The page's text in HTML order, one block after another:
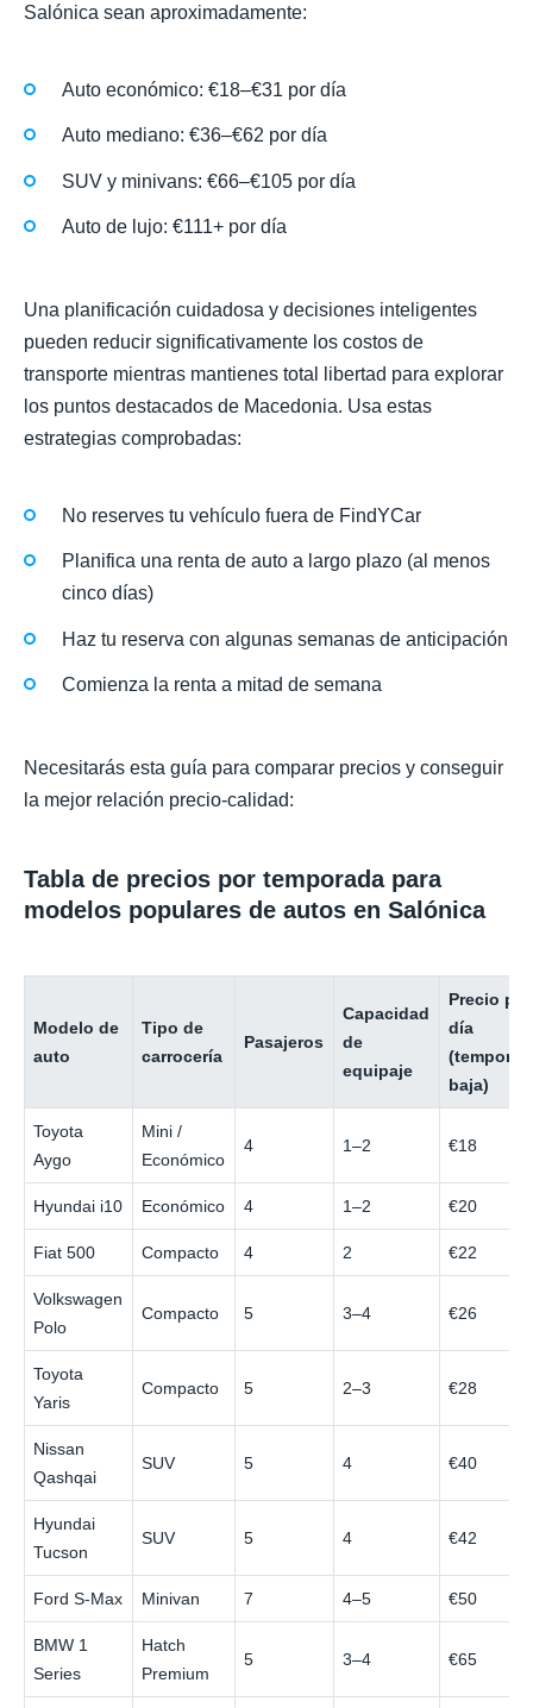
Salónica sean aproximadamente:
Auto económico: €18–€31 por día
Auto mediano: €36–€62 por día
SUV y minivans: €66–€105 por día
Auto de lujo: €111+ por día
Una planificación cuidadosa y decisiones inteligentes
pueden reducir significativamente los costos de
transporte mientras mantienes total libertad para explorar
los puntos destacados de Macedonia. Usa estas
estrategias comprobadas:
No reserves tu vehículo fuera de FindYCar
Planifica una renta de auto a largo plazo (al menos
cinco días)
Haz tu reserva con algunas semanas de anticipación
Comienza la renta a mitad de semana
Necesitarás esta guía para comparar precios y conseguir
la mejor relación precio-calidad:
Tabla de precios por temporada para
modelos populares de autos en Salónica
Modelo de
auto
Tipo de
carrocería
Pasajeros
Capacidad
de
equipaje
Precio por
día
baja)
Toyota
Aygo
Mini /
Económico
4 1–2 €18
Hyundai i10 Económico 4 1–2 €20
Fiat 500 Compacto 4 2 €22
Volkswagen
Polo
Compacto 5 3–4 €26
Toyota
Yaris
Compacto 5 2–3 €28
Nissan
Qashqai
SUV 5 4 €40
Hyundai
Tucson
SUV 5 4 €42
Ford S-Max Minivan 7 4–5 €50
BMW 1
Series
Hatch
Premium
5 3–4 €65